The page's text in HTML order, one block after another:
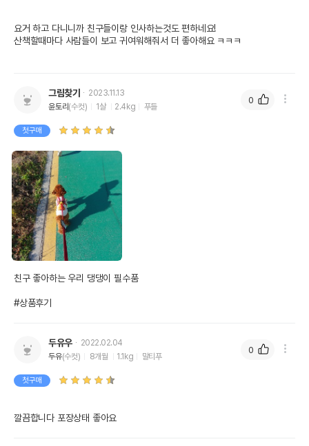
요거 하고 다니니까 친구들이랑 인사하는것도 편하네요!
산책할때마다 사람들이 보고 귀여워해줘서 더 좋아해요 ㅋㅋㅋ
그림찾기
2023.11.13
윤토리 (수컷) 1살 2.4kg 푸들
첫구매
친구 좋아하는 우리 댕댕이 필수품
#상품후기
0
두유우
2022.02.04
두유(수컷) 8개월 1.1kg 말티푸
첫구매
깔끔합니다 포장상태 좋아요
0